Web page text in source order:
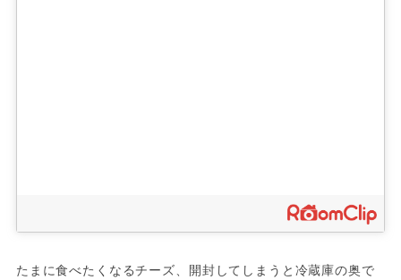
たまに食べたくなるチーズ、開封してしまうと冷蔵庫の奥で